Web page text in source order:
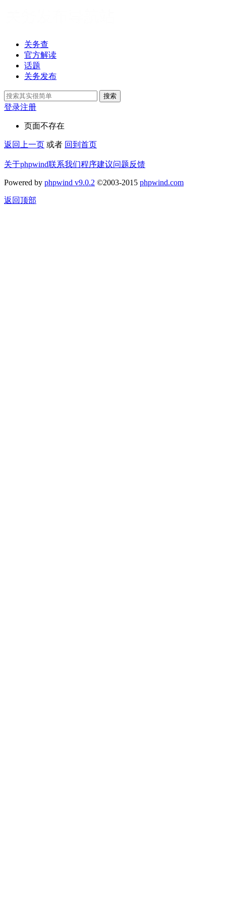
关务查
官方解读
话题
关务发布
搜索
登录注册
页面不存在
返回上一页 或者 回到首页
关于phpwind联系我们程序建议问题反馈
Powered by phpwind v9.0.2 ©2003-2015 phpwind.com
返回顶部